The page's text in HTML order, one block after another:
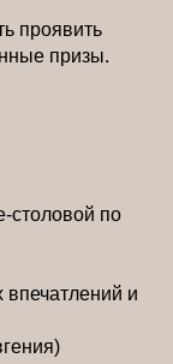
проявить
призы.
столовой по
впечатлений и